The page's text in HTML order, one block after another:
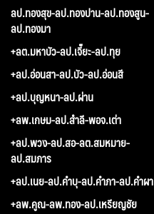
ลป.ทองสุข-ลป.ทองปาน-ลป.ทองสูน-
ลป.ทองมา
+ลต.มหาบัว-ลป.เจี๊ยะ-ลป.ทุย
+ลป.อ่อนสา-ลป.บัว-ลป.อ่อนสี
+ลป.บุญหนา-ลป.ผ่าน
+ลพ.เกษม-ลป.สำลี-พอจ.เต่า
+ลป.พวง-ลป.สอ-ลต.สมหมาย-
ลป.สมภาร
+ลป.เนย-ลป.คำบุ-ลป.คำภา-ลป.คำผา
+ลพ.คูณ-ลพ.ทอง-ลป.เหรียญชัย